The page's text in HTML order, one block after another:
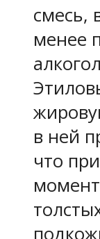
смесь,
менее
в ней
что